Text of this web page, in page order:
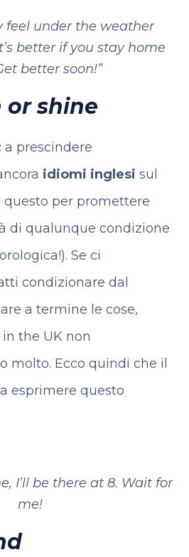
feel under the weather
better if you stay home
better soon!”
or shine
a prescindere
idiomi inglesi sul
questo per promettere
di qualunque condizione
Se ci
condizionare dal
a termine le cose,
the UK non
molto. Ecco quindi che il
esprimere questo
I’ll be there at 8. Wait for
me!